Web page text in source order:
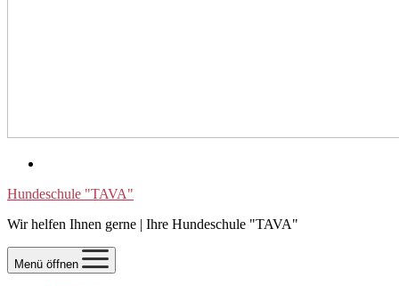
Hundeschule "TAVA"
Wir helfen Ihnen gerne | Ihre Hundeschule "TAVA"
Menü öffnen